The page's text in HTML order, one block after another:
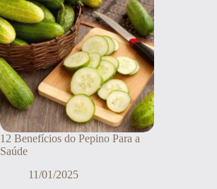
12 Benefícios do Pepino Para a
Saúde
11/01/2025